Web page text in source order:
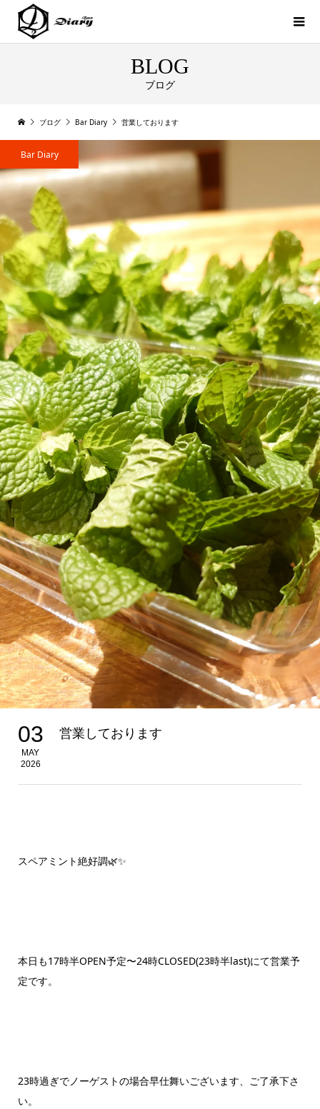
BLOG
ブログ
ブログ Bar Diary 営業しております
Bar Diary
03
MAY
2026
営業しております
スペアミント絶好調🌿✨
本日も17時半OPEN予定〜24時CLOSED(23時半last)にて営業予
定です。
23時過ぎでノーゲストの場合早仕舞いございます、ご了承下さ
い。